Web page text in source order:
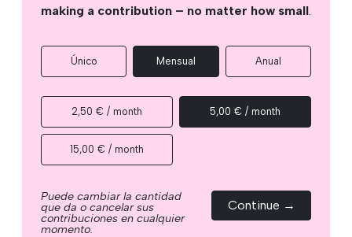
making a contribution – no matter how small.
Único Mensual Anual
2,50 € / month 5,00 € / month
15,00 € / month
Puede cambiar la cantidad
que da o cancelar sus
contribuciones en cualquier
momento.
Continue →